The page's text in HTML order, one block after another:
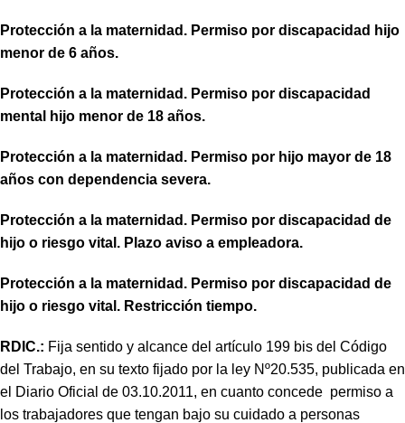
Protección a la maternidad. Permiso por discapacidad hijo
menor de 6 años.
Protección a la maternidad. Permiso por discapacidad
mental hijo menor de 18 años.
Protección a la maternidad. Permiso por hijo mayor de 18
años con dependencia severa.
Protección a la maternidad. Permiso por discapacidad de
hijo o riesgo vital. Plazo aviso a empleadora.
Protección a la maternidad. Permiso por discapacidad de
hijo o riesgo vital. Restricción tiempo.
RDIC.: Fija sentido y alcance del artículo 199 bis del Código
del Trabajo, en su texto fijado por la ley Nº20.535, publicada en
el Diario Oficial de 03.10.2011, en cuanto concede permiso a
los trabajadores que tengan bajo su cuidado a personas